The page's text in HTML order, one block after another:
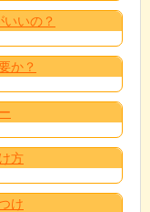
いの？
か？
方
け